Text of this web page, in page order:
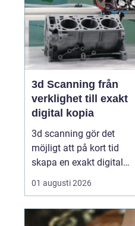
sökn...
3d Scanning från
verklighet till exakt
digital kopia
3d scanning gör det
möjligt att på kort tid
skapa en exakt digital
kopia av nästan vad
som helst: en liten detalj,
eller en hel fabrik.
01 augusti 2026